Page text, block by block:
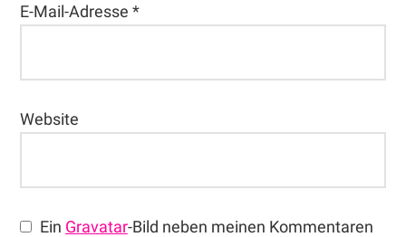
E-Mail-Adresse*
Website
Ein Gravatar-Bild neben meinen Kommentaren